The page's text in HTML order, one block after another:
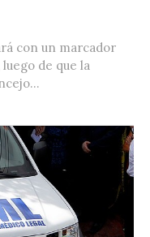
con un marcador
de que la